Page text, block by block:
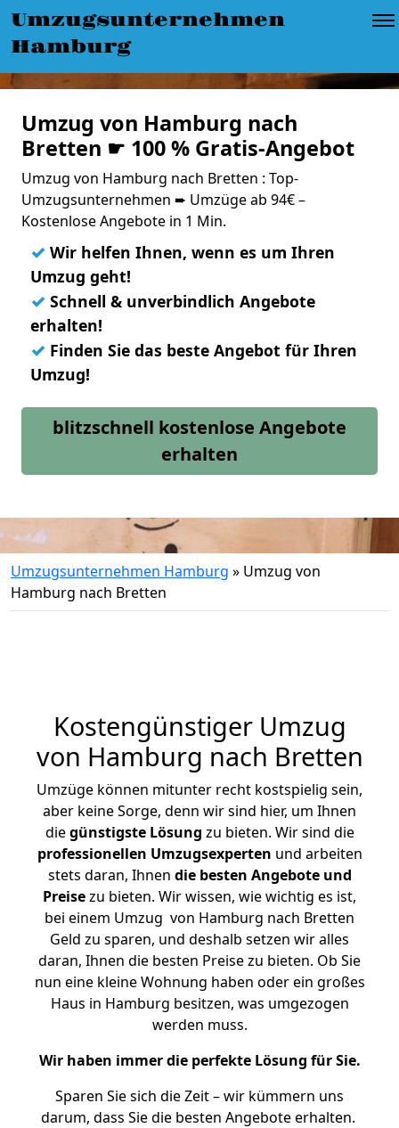
Umzugsunternehmen
Hamburg
Umzug von Hamburg nach
Bretten ☛ 100 % Gratis-Angebot
Umzug von Hamburg nach Bretten : Top-
Umzugsunternehmen ➨ Umzüge ab 94€ –
Kostenlose Angebote in 1 Min.
✓ Wir helfen Ihnen, wenn es um Ihren
Umzug geht!
✓ Schnell & unverbindlich Angebote
erhalten!
✓ Finden Sie das beste Angebot für Ihren
Umzug!
blitzschnell kostenlose Angebote
erhalten
Umzugsunternehmen Hamburg » Umzug von
Hamburg nach Bretten
Kostengünstiger Umzug
von Hamburg nach Bretten
Umzüge können mitunter recht kostspielig sein,
aber keine Sorge, denn wir sind hier, um Ihnen
diegünstigste Lösung zu bieten. Wir sind die
professionellen Umzugsexperten und arbeiten
stets daran, Ihnen die besten Angebote und
Preisezu bieten. Wir wissen, wie wichtig es ist,
bei einem Umzug von Hamburg nach Bretten
Geld zu sparen, und deshalb setzen wir alles
daran, Ihnen die besten Preise zu bieten. Ob Sie
nun eine kleine Wohnung haben oder ein großes
Haus in Hamburg besitzen, was umgezogen
werden muss.
Wir haben immer die perfekte Lösung für Sie.
Sparen Sie sich die Zeit – wir kümmern uns
darum, dass Sie die besten Angebote erhalten.